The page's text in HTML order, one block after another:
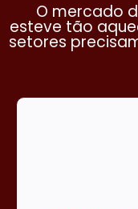
O mercado
esteve tão
setores